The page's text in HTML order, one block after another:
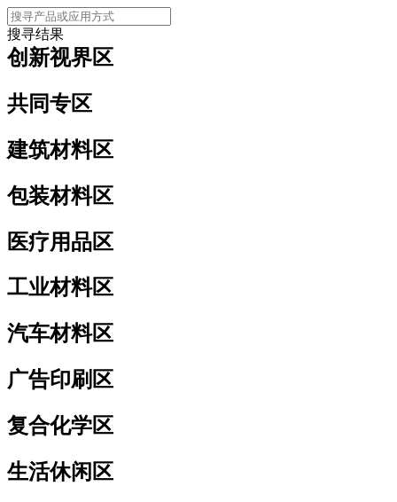
搜寻结果
创新视界区
共同专区
建筑材料区
包装材料区
医疗用品区
工业材料区
汽车材料区
广告印刷区
复合化学区
生活休闲区